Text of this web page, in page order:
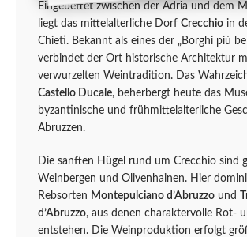
Eingebettet zwischen der Adria und dem
liegt das mittelalterliche Dorf Crecchio in
Chieti. Bekannt als eines der „Borghi più
verbindet der Ort historische Architektur
verwurzelten Weintradition. Das
Castello Ducale, beherbergt heute das
byzantinische und frühmittelalterliche
Abruzzen.
Die sanften Hügel rund um Crecchio sind
Weinbergen und Olivenhainen. Hier
Rebsorten Montepulciano d’Abruzzo und
d’Abruzzo, aus denen charaktervolle Rot-
entstehen. Die Weinproduktion erfolgt